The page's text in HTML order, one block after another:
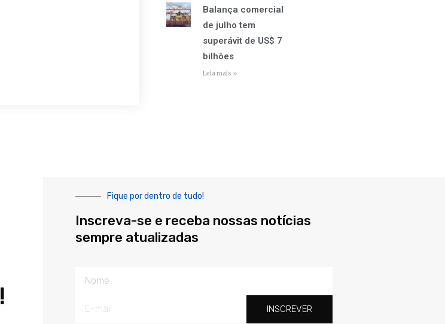
Balança comercial
de julho tem
superávit de US$ 7
bilhões
Leia mais »
Fique por dentro de tudo!
Inscreva-se e receba nossas notícias
sempre atualizadas
INSCREVER